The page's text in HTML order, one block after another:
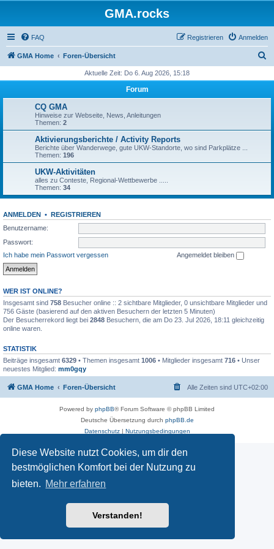
Diese Website nutzt Cookies, um dir den
bestmöglichen Komfort bei der Nutzung zu
bieten. Mehr erfahren
Verstanden!
GMA.rocks
FAQ Anmelden
Registrieren
GMA Home Foren-Übersicht
h
Aktuelle Zeit: Do 6. Aug 2026, 15:18
Forum
CQ GMA
Hinweise zur Webseite, News, Anleitungen
Themen: 2
Aktivierungsberichte / Activity Reports
Berichte über Wanderwege, gute UKW-Standorte, wo sind Parkplätze ...
Themen: 196
UKW-Aktivitäten
alles zu Conteste, Regional-Wettbewerbe .....
Themen: 34
ANMELDEN • REGISTRIEREN
Benutzername:
Passwort:
Ich habe mein Passwort vergessen
Angemeldet bleiben
WER IST ONLINE?
Insgesamt sind 758 Besucher online :: 2 sichtbare Mitglieder, 0 unsichtbare Mitglieder und
756 Gäste (basierend auf den aktiven Besuchern der letzten 5 Minuten)
Der Besucherrekord liegt bei 2848 Besuchern, die am Do 23. Jul 2026, 18:11 gleichzeitig
online waren.
STATISTIK
Beiträge insgesamt 6329 • Themen insgesamt 1006 • Mitglieder insgesamt 716 • Unser
neuestes Mitglied: mm0gqy
GMA Home Foren-Übersicht Alle Zeiten sind UTC+02:00
Powered by phpBB® Forum Software © phpBB Limited
Deutsche Übersetzung durch phpBB.de
Datenschutz| Nutzungsbedingungen